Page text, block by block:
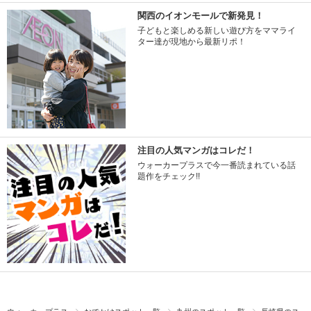
関西のイオンモールで新発見！
子どもと楽しめる新しい遊び方をママライ
ター達が現地から最新リポ！
注目の人気マンガはコレだ！
ウォーカープラスで今一番読まれている話
題作をチェック!!